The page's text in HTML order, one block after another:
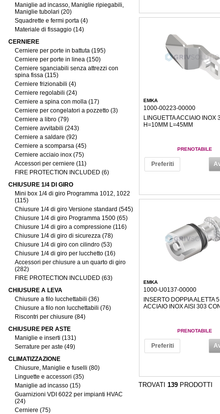
Maniglie ad incasso, Maniglie ripiegabili,
Maniglie tubolari (20)
Squadrette e fermi porta (4)
Materiale di fissaggio (14)
CERNIERE
Cerniere per porte in battuta (195)
Cerniere per porte in linea (150)
Cerniere sganciabili senza attrezzi con
spina fissa (115)
Cerniere frizionabili (4)
Cerniere regolabili (24)
Cerniere a spina con molla (17)
Cerniere per congelatori a pozzetto (3)
Cerniere a libro (79)
Cerniere avvitabili (243)
Cerniere a saldare (92)
Cerniere a scomparsa (45)
Cerniere acciaio inox (75)
Accessori per cerniere (11)
FIRE PROTECTION INCLUDED (6)
CHIUSURE 1/4 DI GIRO
Mini box 1/4 di giro Programma 1012, 1022
(115)
Chiusure 1/4 di giro Versione standard (545)
Chiusure 1/4 di giro Programma 1500 (65)
Chiusure 1/4 di giro a compressione (116)
Chiusure 1/4 di giro di sicurezza (78)
Chiusure 1/4 di giro con cilindro (53)
Chiusure 1/4 di giro per lucchetto (16)
Accessori per chiusure a un quarto di giro
(282)
FIRE PROTECTION INCLUDED (63)
CHIUSURE A LEVA
Chiusure a filo lucchettabili (36)
Chiusure a filo non lucchettabili (76)
Riscontri per chiusure (84)
CHIUSURE PER ASTE
Maniglie e inserti (131)
Serrature per aste (49)
CLIMATIZZAZIONE
Chiusure, Maniglie e fuselli (80)
Linguette e accessori (35)
Maniglie ad incasso (15)
Guarnizioni VDI 6022 per impianti HVAC
(24)
Cerniere (75)
EMKA
1000-00223-00000
LINGUETTA ACCIAIO INOX
H=10MM L=45MM
PRENOTABILE
Preferiti
EMKA
1000-U0137-00000
INSERTO DOPPIA ALETTA
ACCIAIO INOX AISI 303
PRENOTABILE
Preferiti
TROVATI 139 PRODOTTI